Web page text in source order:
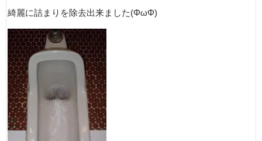
綺麗に詰まりを除去出来ました(ΦωΦ)